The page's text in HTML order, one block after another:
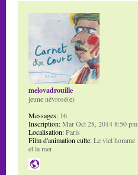
melovadrouille
jeune névrosé(e)
Messages: 16
Inscription:Mar Oct 28, 2014 8:50 pm
Localisation:Paris
Film d'animation culte:Le viel homme
et la mer